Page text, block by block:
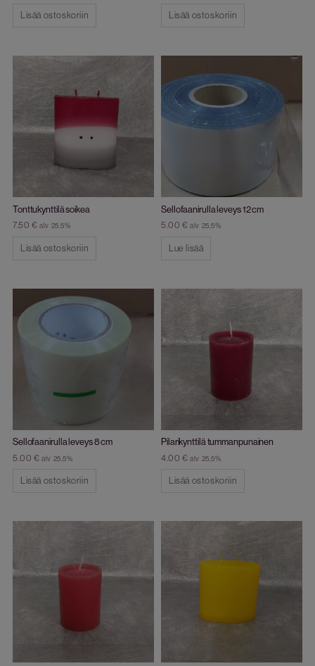
Lisää ostoskoriin Lisää ostoskoriin
Tonttukynttilä soikea
7.50 € alv 25,5%
Lisää ostoskoriin
Sellofaanirulla leveys 12 cm
5.00 € alv 25,5%
Lue lisää
Sellofaanirulla leveys 8 cm
5.00 € alv 25,5%
Lisää ostoskoriin
Pilarikynttilä tummanpunainen
4.00 € alv 25,5%
Lisää ostoskoriin